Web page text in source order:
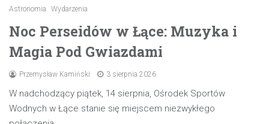
Astronomia Wydarzenia
Noc Perseidów w Łące: Muzyka i
Magia Pod Gwiazdami
Przemysław Kamiński 3 sierpnia 2026
W nadchodzący piątek, 14 sierpnia, Ośrodek Sportów
Wodnych w Łące stanie się miejscem niezwykłego